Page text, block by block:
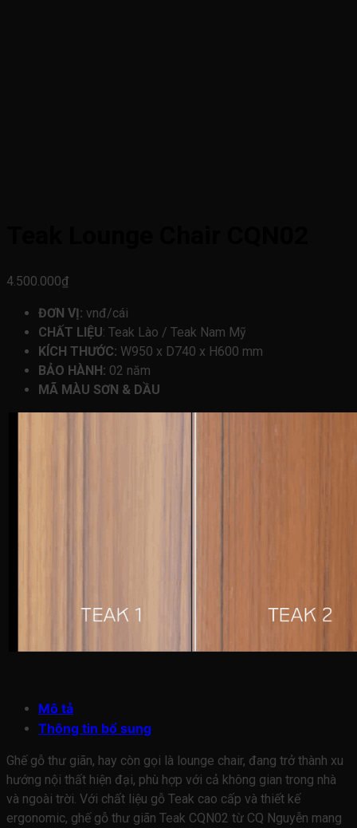
4.500.000₫
ĐƠN VỊ: vnđ/cái
CHẤT LIỆU: Teak Lào / Teak Nam Mỹ
KÍCH THƯỚC: W950 x D740 x H600 mm
BẢO HÀNH: 02 năm
MÃ MÀU SƠN & DẦU
Mô tả
Thông tin bổ sung
Ghế gỗ thư giãn, hay còn gọi là lounge chair, đang trở thành xu
hướng nội thất hiện đại, phù hợp với cả không gian trong nhà
và ngoài trời. Với chất liệu gỗ Teak cao cấp và thiết kế
ergonomic, ghế gỗ thư giãn Teak CQN02 từ CQ Nguyễn mang